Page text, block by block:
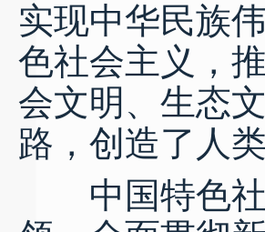
实现中华民族
色社会主义，
会文明、生态
路，创造了人
中国特色社